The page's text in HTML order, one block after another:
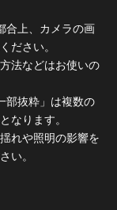
合上、カメラの画
ださい。
法などはお使いの
部抜粋」は複数の
なります。
れや照明の影響を
い。